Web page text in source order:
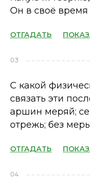
Он в своё время
ОТГАДАТЬ
03
С какой
связать эти
аршин меряй;
отрежь; без
ОТГАДАТЬ
04